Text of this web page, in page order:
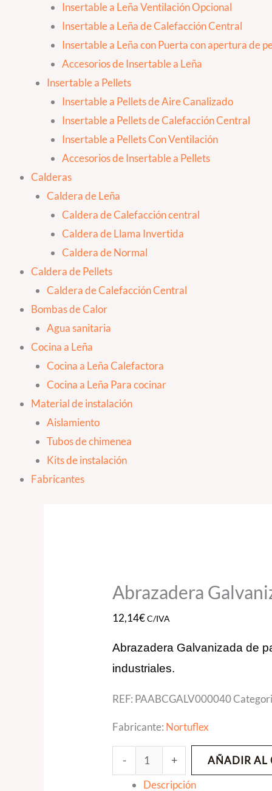
Insertable a Leña Ventilación Opcional
Insertable a Leña de Calefacción Central
Insertable a Leña con Puerta con apertura de
Accesorios de Insertable a Leña
Insertable a Pellets
Insertable a Pellets de Aire Canalizado
Insertable a Pellets de Calefacción Central
Insertable a Pellets Con Ventilación
Accesorios de Insertable a Pellets
Calderas
Caldera de Leña
Caldera de Calefacción central
Caldera de Llama Invertida
Caldera de Normal
Caldera de Pellets
Caldera de Calefacción Central
Bombas de Calor
Agua sanitaria
Cocina a Leña
Cocina a Leña Calefactora
Cocina a Leña Para cocinar
Material de instalación
Aislamiento
Tubos de chimenea
Kits de instalación
Fabricantes
Abrazadera
12,14€ C/IVA
Abrazadera Galvanizada de
industriales.
REF: PAABCGALV000040
Fabricante: Nortuflex
- +
AÑADIR AL
Descripción